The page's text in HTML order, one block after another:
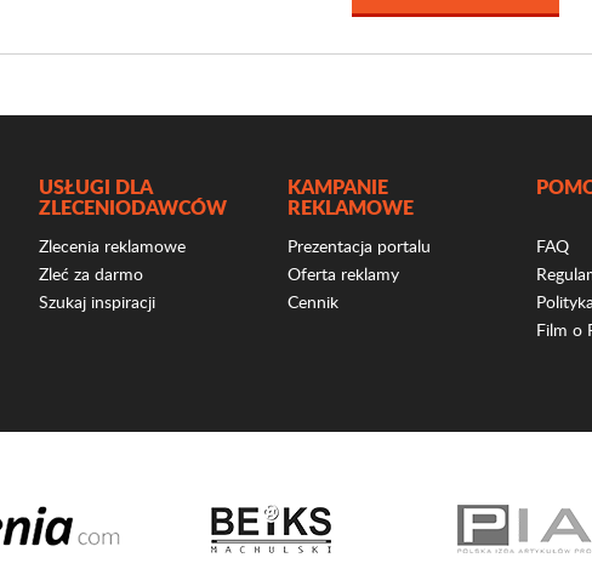
USŁUGI DLA
ZLECENIODAWCÓW
Zlecenia reklamowe
Zleć za darmo
Szukaj inspiracji
KAMPANIE
REKLAMOWE
Prezentacja portalu
Oferta reklamy
Cennik
FAQ
Film o